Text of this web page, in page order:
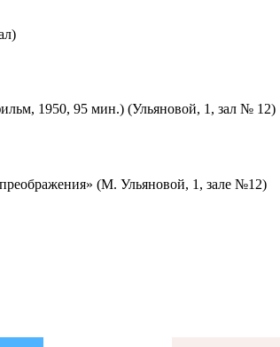
1950, 95 мин.) (Ульяновой, 1, зал № 12)
(М. Ульяновой, 1, зале №12)